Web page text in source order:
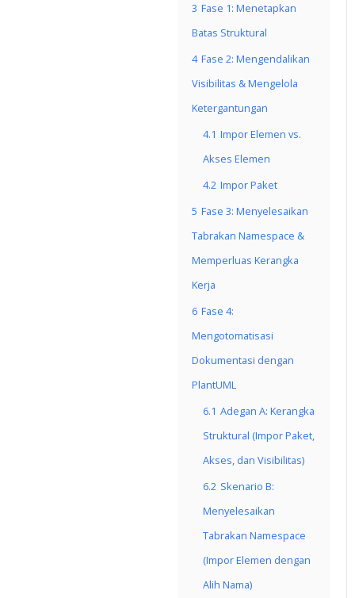
3 Fase 1: Menetapkan
Batas Struktural
4 Fase 2: Mengendalikan
Visibilitas & Mengelola
Ketergantungan
4.1 Impor Elemen vs.
Akses Elemen
4.2 Impor Paket
5 Fase 3: Menyelesaikan
Tabrakan Namespace &
Memperluas Kerangka
Kerja
6 Fase 4:
Mengotomatisasi
Dokumentasi dengan
PlantUML
6.1 Adegan A: Kerangka
Struktural (Impor Paket,
Akses, dan Visibilitas)
6.2 Skenario B:
Menyelesaikan
Tabrakan Namespace
(Impor Elemen dengan
Alih Nama)